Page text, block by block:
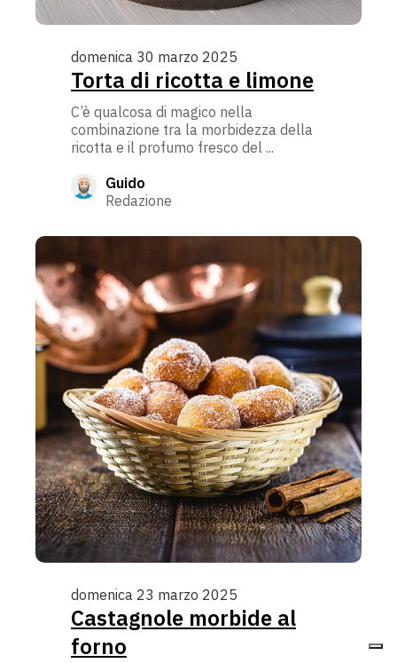
domenica 30 marzo 2025
Torta di ricotta e limone
C’è qualcosa di magico nella
combinazione tra la morbidezza della
ricotta e il profumo fresco del ...
Guido
Redazione
domenica 23 marzo 2025
Castagnole morbide al
forno